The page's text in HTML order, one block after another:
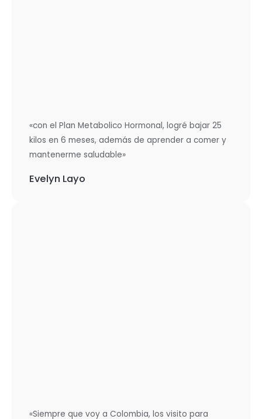
«con el Plan Metabolico Hormonal, logré bajar 25
kilos en 6 meses, además de aprender a comer y
mantenerme saludable»
Evelyn Layo
«Siempre que voy a Colombia, los visito para